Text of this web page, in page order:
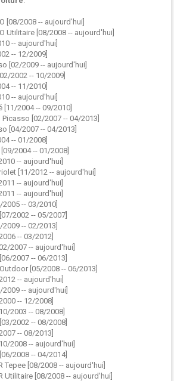
[08/2008 -- aujourd'hui]
Utilitaire [08/2008 -- aujourd'hui]
-- aujourd'hui]
-- 12/2009]
[02/2009 -- aujourd'hui]
2002 -- 10/2009]
-- 11/2010]
-- aujourd'hui]
[11/2004 -- 09/2010]
Picasso [02/2007 -- 04/2013]
[04/2007 -- 04/2013]
-- 01/2008]
[09/2004 -- 01/2008]
-- aujourd'hui]
[11/2012 -- aujourd'hui]
-- aujourd'hui]
-- aujourd'hui]
2005 -- 03/2010]
2002 -- 05/2007]
2009 -- 02/2013]
-- 03/2012]
2007 -- aujourd'hui]
2007 -- 06/2013]
[05/2008 -- 06/2013]
-- aujourd'hui]
2009 -- aujourd'hui]
-- 12/2008]
2003 -- 08/2008]
2002 -- 08/2008]
-- 08/2013]
2008 -- aujourd'hui]
2008 -- 04/2014]
Tepee [08/2008 -- aujourd'hui]
Utilitaire [08/2008 -- aujourd'hui]